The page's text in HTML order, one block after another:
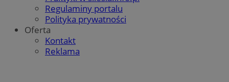
Regulaminy portalu
Polityka prywatności
Oferta
Kontakt
Reklama